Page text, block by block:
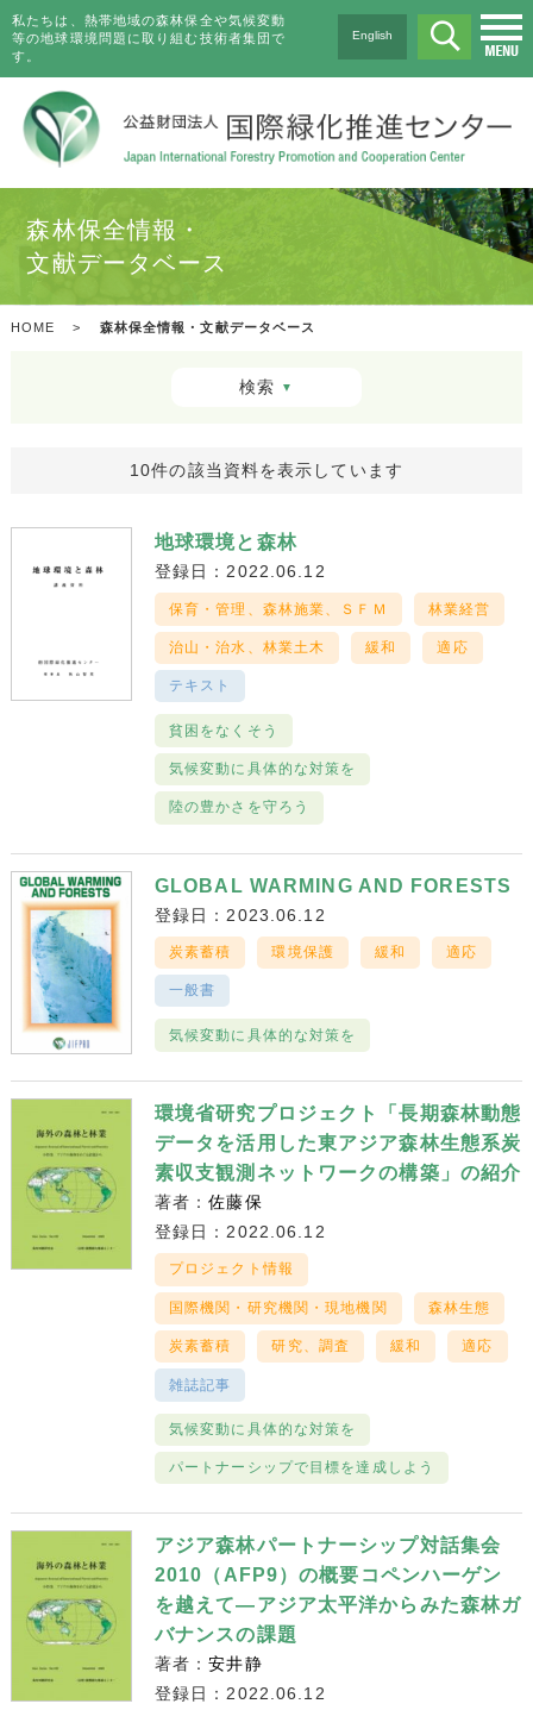
私たちは、熱帯地域の森林保全や気候変動
等の地球環境問題に取り組む技術者集団で
す。
English
森林保全情報・
文献データベース
HOME > 森林保全情報・文献データベース
検索 ▼
10件の該当資料を表示しています
地球環境と森林
登録日：2022.06.12
保育・管理、森林施業、ＳＦＭ 林業経営
治山・治水、林業土木 緩和 適応
テキスト
貧困をなくそう
気候変動に具体的な対策を
陸の豊かさを守ろう
GLOBAL WARMING AND FORESTS
登録日：2023.06.12
炭素蓄積 環境保護 緩和 適応
一般書
気候変動に具体的な対策を
環境省研究プロジェクト「長期森林動態
データを活用した東アジア森林生態系炭
素収支観測ネットワークの構築」の紹介
著者：佐藤保
登録日：2022.06.12
プロジェクト情報
国際機関・研究機関・現地機関 森林生態
炭素蓄積 研究、調査 緩和 適応
雑誌記事
気候変動に具体的な対策を
パートナーシップで目標を達成しよう
アジア森林パートナーシップ対話集会
2010（AFP9）の概要コペンハーゲン
を越えて―アジア太平洋からみた森林ガ
バナンスの課題
著者：安井静
登録日：2022.06.12